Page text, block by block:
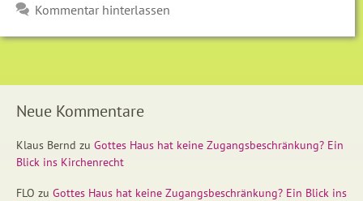
Kommentar hinterlassen
Neue Kommentare
Klaus Bernd zu Gottes Haus hat keine Zugangsbeschränkung? Ein
Blick ins Kirchenrecht
FLO zu Gottes Haus hat keine Zugangsbeschränkung? Ein Blick ins